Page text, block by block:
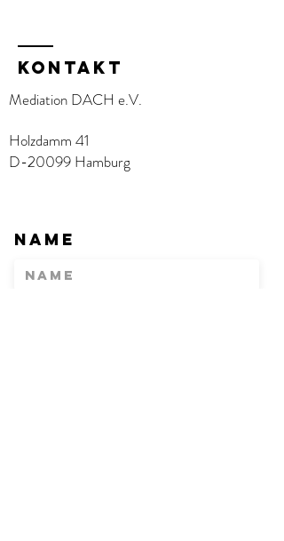
KOntakt
Mediation DACH e.V.
Holzdamm 41
D-20099 Hamburg
Name